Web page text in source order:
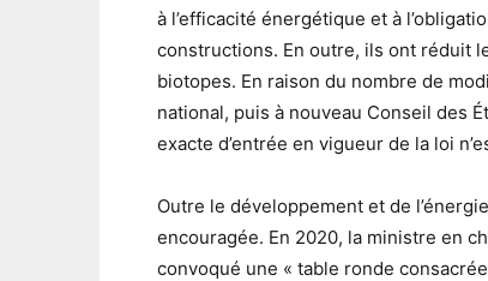
à l’efficacité énergétique et à
constructions. En outre, ils ont réduit
biotopes. En raison du nombre de
national, puis à nouveau Conseil des
exacte d’entrée en vigueur de la loi
Outre le développement et de
encouragée. En 2020, la ministre en
convoqué une « table ronde